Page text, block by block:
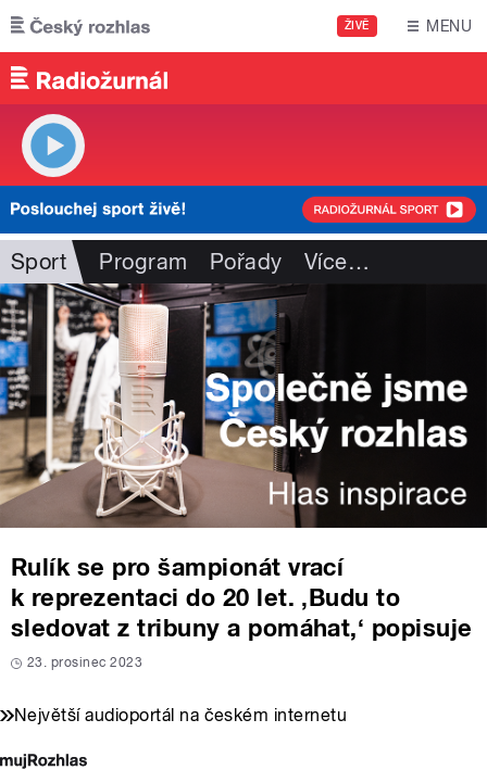
Přejít k hlavnímu obsahu
ŽIVĚ MENU
Sport Program Pořady Více…
Rulík se pro šampionát vrací
k reprezentaci do 20 let. ‚Budu to
sledovat z tribuny a pomáhat,‘ popisuje
23. prosinec 2023
Největší audioportál na českém internetu